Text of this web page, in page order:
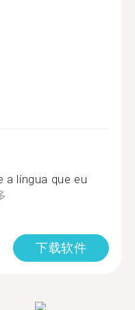
a língua que eu
下载软件